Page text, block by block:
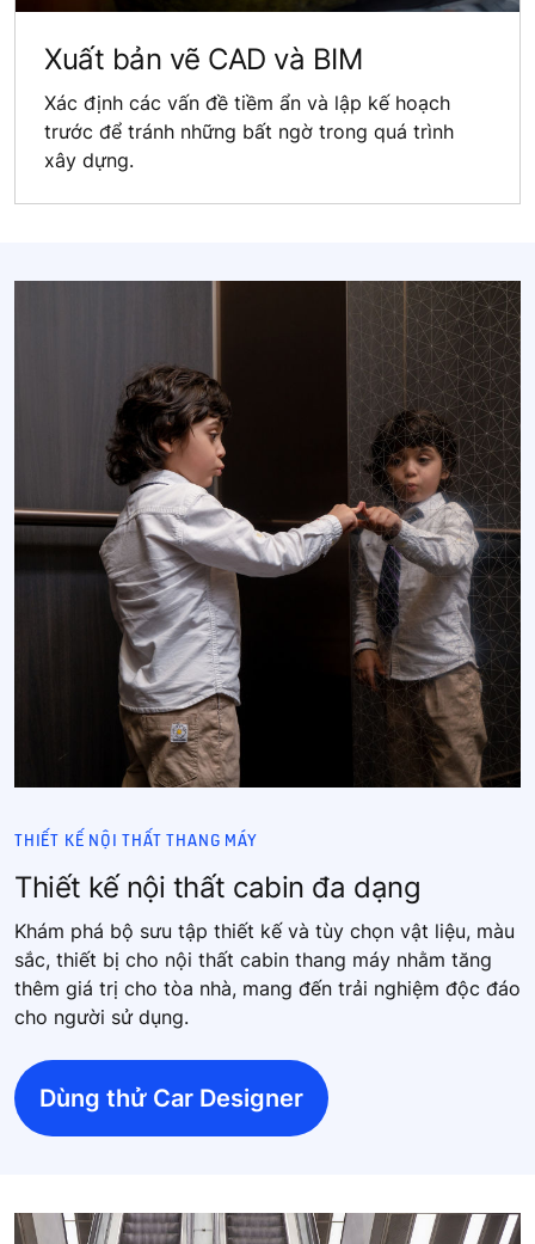
Xuất bản vẽ CAD và BIM
Xác định các vấn đề tiềm ẩn và lập kế hoạch
trước để tránh những bất ngờ trong quá trình
xây dựng.
THIẾT KẾ NỘI THẤT THANG MÁY
Thiết kế nội thất cabin đa dạng
Khám phá bộ sưu tập thiết kế và tùy chọn vật liệu, màu
sắc, thiết bị cho nội thất cabin thang máy nhằm tăng
thêm giá trị cho tòa nhà, mang đến trải nghiệm độc đáo
cho người sử dụng.
Dùng thử Car Designer